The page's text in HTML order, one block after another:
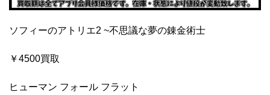
ソフィーのアトリエ2 ~不思議な夢の錬金術士
￥4500買取
ヒューマン フォール フラット